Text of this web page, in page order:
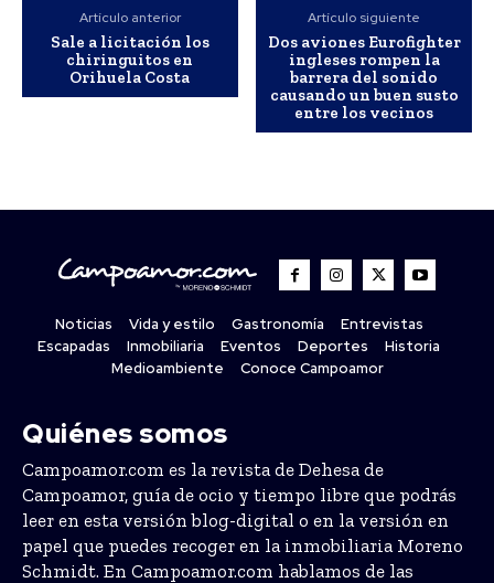
Artículo anterior
Sale a licitación los
chiringuitos en
Orihuela Costa
Artículo siguiente
Dos aviones Eurofighter
ingleses rompen la
barrera del sonido
causando un buen susto
entre los vecinos
Noticias Vida y estilo Gastronomía
Entrevistas
Escapadas
Inmobiliaria Eventos Deportes
Historia
Medioambiente
Conoce Campoamor
Quiénes somos
Campoamor.com es la revista de Dehesa de
Campoamor, guía de ocio y tiempo libre que podrás
leer en esta versión blog-digital o en la versión en
papel que puedes recoger en la inmobiliaria Moreno
Schmidt. En Campoamor.com hablamos de las